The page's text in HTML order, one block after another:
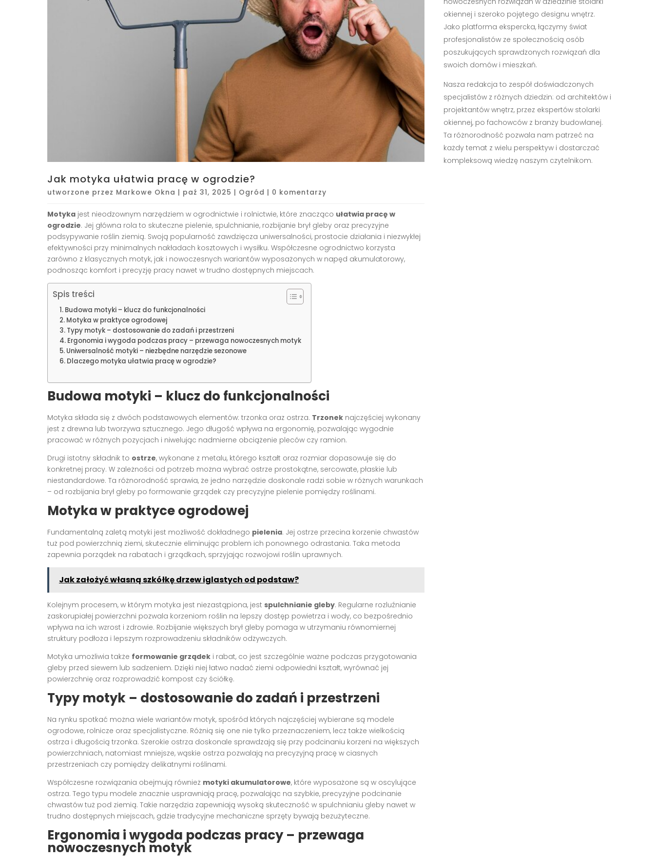
Jak motyka ułatwia pracę w ogrodzie?
utworzone przez Markowe Okna | paź 31, 2025 | Ogród | 0 komentarzy
Motyka jest nieodzownym narzędziem w ogrodnictwie i rolnictwie, które znacząco ułatwia pracę w
ogrodzie. Jej główna rola to skuteczne pielenie, spulchnianie, rozbijanie brył gleby oraz precyzyjne
podsypywanie roślin ziemią. Swoją popularność zawdzięcza uniwersalności, prostocie działania i niezwykłej
efektywności przy minimalnych nakładach kosztowych i wysiłku. Współczesne ogrodnictwo korzysta
zarówno z klasycznych motyk, jak i nowoczesnych wariantów wyposażonych w napęd akumulatorowy,
podnosząc komfort i precyzję pracy nawet w trudno dostępnych miejscach.
Spis treści
Budowa motyki – klucz do funkcjonalności
Motyka w praktyce ogrodowej
Typy motyk – dostosowanie do zadań i przestrzeni
Ergonomia i wygoda podczas pracy – przewaga nowoczesnych motyk
Uniwersalność motyki – niezbędne narzędzie sezonowe
Dlaczego motyka ułatwia pracę w ogrodzie?
Budowa motyki – klucz do funkcjonalności
Motyka składa się z dwóch podstawowych elementów: trzonka oraz ostrza. Trzonek najczęściej wykonany
jest z drewna lub tworzywa sztucznego. Jego długość wpływa na ergonomię, pozwalając wygodnie
pracować w różnych pozycjach i niwelując nadmierne obciążenie pleców czy ramion.
Drugi istotny składnik to ostrze, wykonane z metalu, którego kształt oraz rozmiar dopasowuje się do
konkretnej pracy. W zależności od potrzeb można wybrać ostrze prostokątne, sercowate, płaskie lub
niestandardowe. Ta różnorodność sprawia, że jedno narzędzie doskonale radzi sobie w różnych warunkach
– od rozbijania brył gleby po formowanie grządek czy precyzyjne pielenie pomiędzy roślinami.
Motyka w praktyce ogrodowej
Fundamentalną zaletą motyki jest możliwość dokładnego pielenia. Jej ostrze przecina korzenie chwastów
tuż pod powierzchnią ziemi, skutecznie eliminując problem ich ponownego odrastania. Taka metoda
zapewnia porządek na rabatach i grządkach, sprzyjając rozwojowi roślin uprawnych.
Jak założyć własną szkółkę drzew iglastych od podstaw?
Kolejnym procesem, w którym motyka jest niezastąpiona, jest spulchnianie gleby. Regularne rozluźnianie
zaskorupiałej powierzchni pozwala korzeniom roślin na lepszy dostęp powietrza i wody, co bezpośrednio
wpływa na ich wzrost i zdrowie. Rozbijanie większych brył gleby pomaga w utrzymaniu równomiernej
struktury podłoża i lepszym rozprowadzeniu składników odżywczych.
Motyka umożliwia także formowanie grządek i rabat, co jest szczególnie ważne podczas przygotowania
gleby przed siewem lub sadzeniem. Dzięki niej łatwo nadać ziemi odpowiedni kształt, wyrównać jej
powierzchnię oraz rozprowadzić kompost czy ściółkę.
Typy motyk – dostosowanie do zadań i przestrzeni
Na rynku spotkać można wiele wariantów motyk, spośród których najczęściej wybierane są modele
ogrodowe, rolnicze oraz specjalistyczne. Różnią się one nie tylko przeznaczeniem, lecz także wielkością
ostrza i długością trzonka. Szerokie ostrza doskonale sprawdzają się przy podcinaniu korzeni na większych
powierzchniach, natomiast mniejsze, wąskie ostrza pozwalają na precyzyjną pracę w ciasnych
przestrzeniach czy pomiędzy delikatnymi roślinami.
Współczesne rozwiązania obejmują również motyki akumulatorowe, które wyposażone są w oscylujące
ostrza. Tego typu modele znacznie usprawniają pracę, pozwalając na szybkie, precyzyjne podcinanie
chwastów tuż pod ziemią. Takie narzędzia zapewniają wysoką skuteczność w spulchnianiu gleby nawet w
trudno dostępnych miejscach, gdzie tradycyjne mechaniczne sprzęty bywają bezużyteczne.
Ergonomia i wygoda podczas pracy – przewaga
nowoczesnych motyk
okiennej i szeroko pojętego designu wnętrz.
Jako platforma ekspercka, łączymy świat
profesjonalistów ze społecznością osób
poszukujących sprawdzonych rozwiązań dla
swoich domów i mieszkań.
Nasza redakcja to zespół doświadczonych
specjalistów z różnych dziedzin: od architektów i
projektantów wnętrz, przez ekspertów stolarki
okiennej, po fachowców z branży budowlanej.
Ta różnorodność pozwala nam patrzeć na
każdy temat z wielu perspektyw i dostarczać
kompleksową wiedzę naszym czytelnikom.